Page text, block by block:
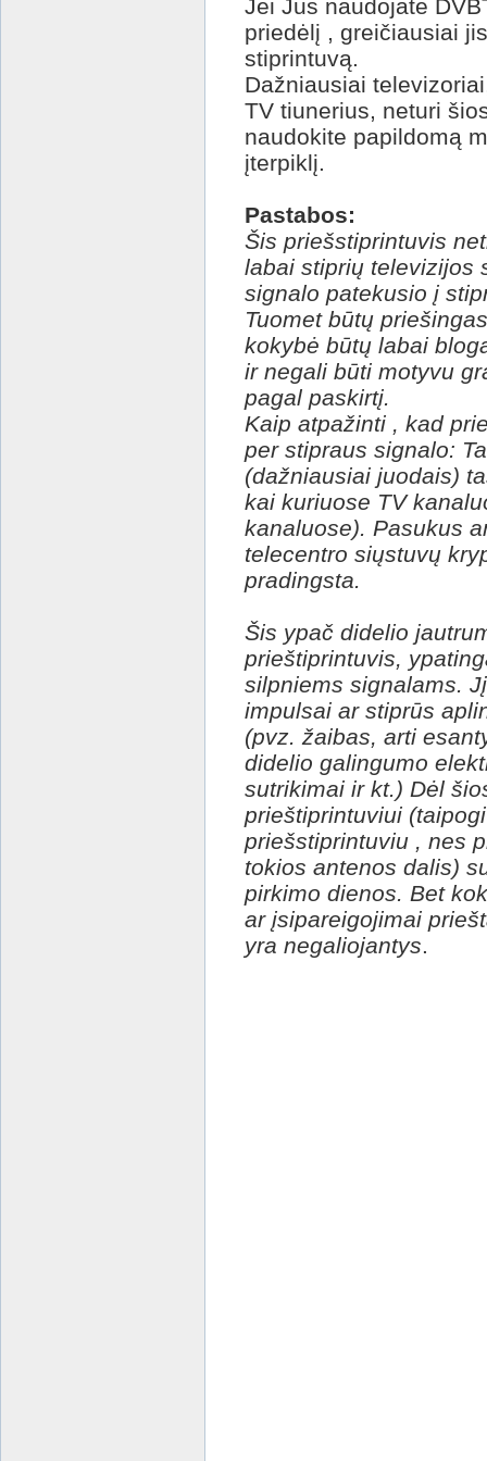
Jei Jūs naudojate
priedėlį , greičiausiai
stiprintuvą.
Dažniausiai
TV tiunerius, neturi
naudokite papildomą
įterpiklį.
Pastabos:
Šis priešstiprintuvis
labai stiprių televizijos
signalo patekusio į
Tuomet būtų
kokybė būtų labai
ir negali būti motyvu
pagal paskirtį.
Kaip atpažinti , kad
per stipraus signalo:
(dažniausiai juodais)
kai kuriuose TV
kanaluose). Pasukus
telecentro siųstuvų
pradingsta.
Šis ypač didelio
prieštiprintuvis,
silpniems signalams.
impulsai ar stiprūs
(pvz. žaibas, arti
didelio galingumo
sutrikimai ir kt.) Dėl
prieštiprintuviui
priešstiprintuviu , nes
tokios antenos dalis)
pirkimo dienos. Bet
ar įsipareigojimai
yra negaliojantys.